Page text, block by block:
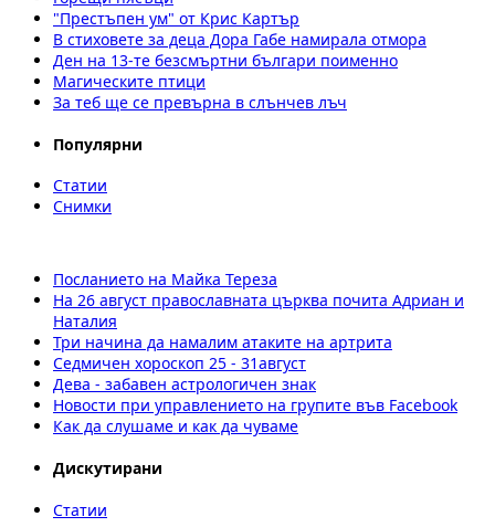
"Престъпен ум" от Крис Картър
В стиховете за деца Дора Габе намирала отмора
Ден на 13-те безсмъртни българи поименно
Магическите птици
За теб ще се превърна в слънчев лъч
Популярни
Статии
Снимки
Посланието на Майка Тереза
На 26 август православната църква почита Адриан и
Наталия
Три начина да намалим атаките на артрита
Седмичен хороскоп 25 - 31август
Дева - забавен астрологичен знак
Новости при управлението на групите във Facebook
Как да слушаме и как да чуваме
Дискутирани
Статии